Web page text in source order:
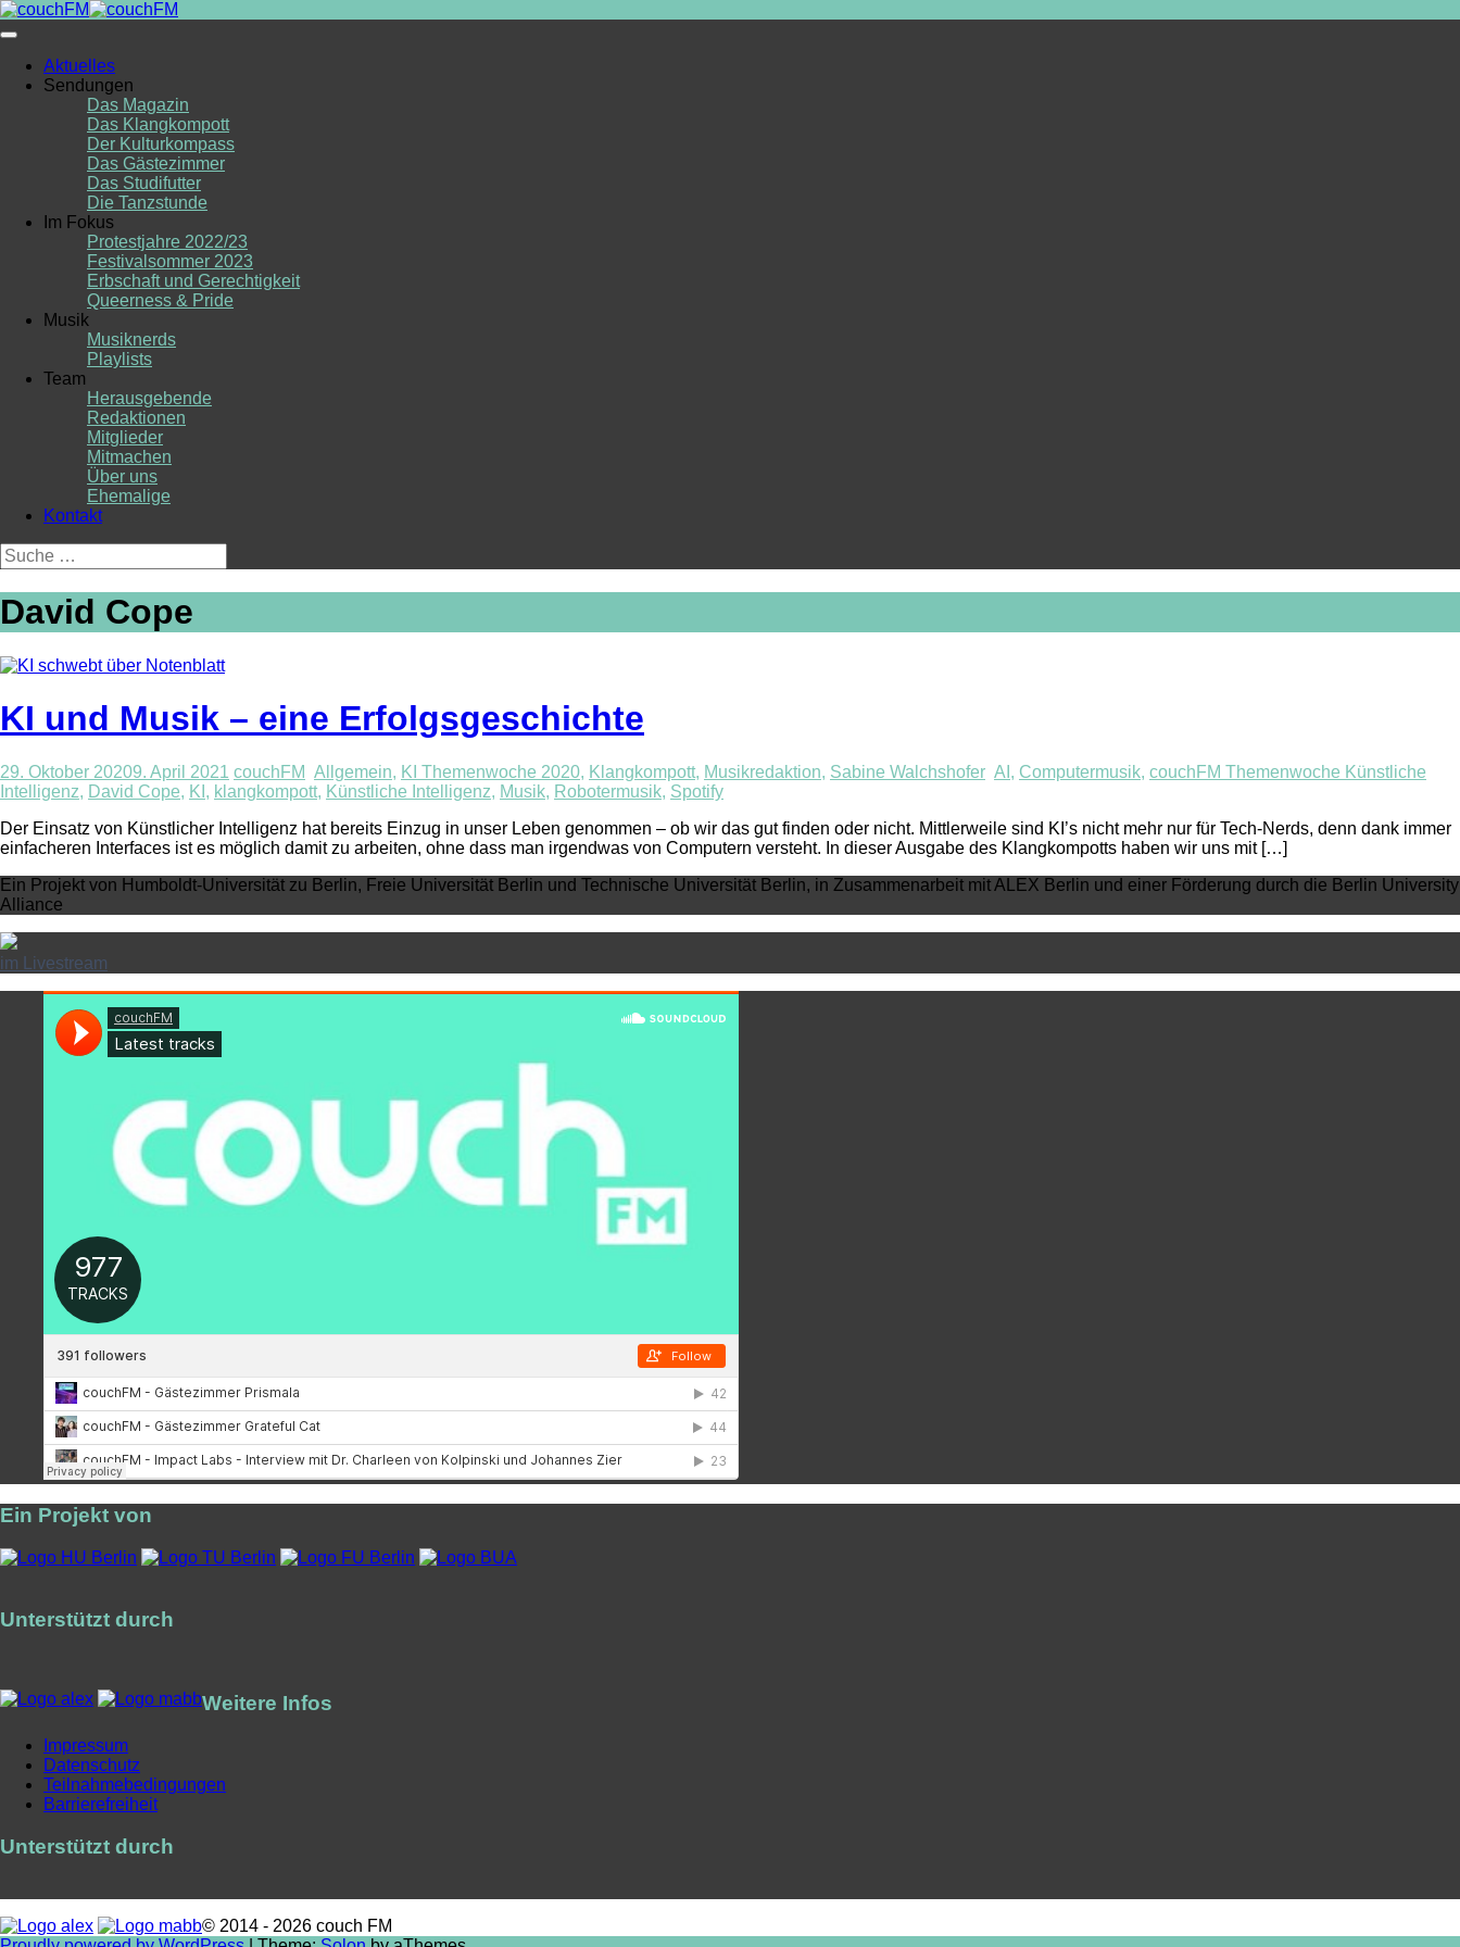
Skip
to
Aktuelles
Sendungen
Das Magazin
Das Klangkompott
Der Kulturkompass
Das Gästezimmer
Das Studifutter
Die Tanzstunde
Im Fokus
Protestjahre 2022/23
Festivalsommer 2023
Erbschaft und Gerechtigkeit
Queerness & Pride
Musik
Musiknerds
Playlists
Team
Herausgebende
Redaktionen
Mitglieder
Mitmachen
Über uns
Ehemalige
Kontakt
Suche
nach:
David Cope
KI und Musik – eine Erfolgsgeschichte
29. Oktober 20209. April 2021 couchFM Allgemein, KI Themenwoche 2020, Klangkompott, Musikredaktion, Sabine Walchshofer AI , Computermusik, couchFM Themenwoche Künstliche
Intelligenz, David Cope, KI , klangkompott, Künstliche Intelligenz, Musik, Robotermusik, Spotify
Der Einsatz von Künstlicher Intelligenz hat bereits Einzug in unser Leben genommen – ob wir das gut finden oder nicht. Mittlerweile sind KI’s nicht mehr nur für Tech-Nerds, denn dank immer
einfacheren Interfaces ist es möglich damit zu arbeiten, ohne dass man irgendwas von Computern versteht. In dieser Ausgabe des Klangkompotts haben wir uns mit […]
Ein Projekt von Humboldt-Universität zu Berlin, Freie Universität Berlin und Technische Universität Berlin, in Zusammenarbeit mit ALEX Berlin und einer Förderung durch die Berlin University
Alliance
im Livestream
Ein Projekt von
Unterstützt durch
Weitere Infos
Impressum
Datenschutz
Teilnahmebedingungen
Barrierefreiheit
Unterstützt durch
© 2014 - 2026 couch FM